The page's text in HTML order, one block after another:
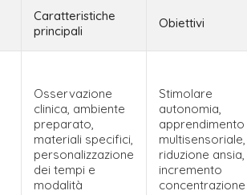
Caratteristiche
principali
Obiettivi
Osservazione
clinica, ambiente
preparato,
materiali specifici,
personalizzazione
dei tempi e
modalità
Stimolare
autonomia,
apprendimento
multisensoriale,
riduzione ansia,
incremento
concentrazione